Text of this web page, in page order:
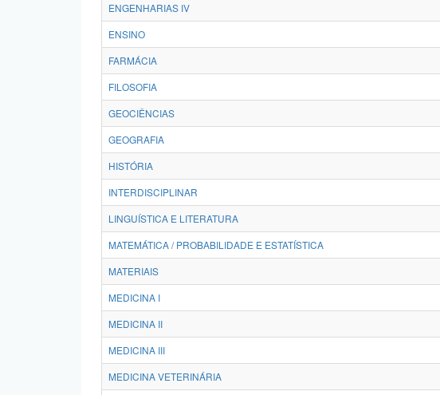
ENGENHARIAS IV
ENSINO
FARMÁCIA
FILOSOFIA
GEOCIÊNCIAS
GEOGRAFIA
HISTÓRIA
INTERDISCIPLINAR
LINGUÍSTICA E LITERATURA
MATEMÁTICA / PROBABILIDADE E ESTATÍSTICA
MATERIAIS
MEDICINA I
MEDICINA II
MEDICINA III
MEDICINA VETERINÁRIA